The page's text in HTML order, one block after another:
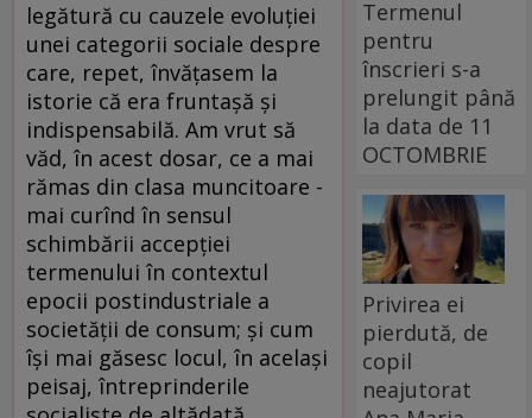
legătură cu cauzele evoluţiei
unei categorii sociale despre
care, repet, învăţasem la
istorie că era fruntaşă şi
indispensabilă. Am vrut să
văd, în acest dosar, ce a mai
rămas din clasa muncitoare -
mai curînd în sensul
schimbării accepţiei
termenului în contextul
epocii postindustriale a
societăţii de consum; şi cum
îşi mai găsesc locul, în acelaşi
peisaj, întreprinderile
Termenul
pentru
înscrieri s-a
prelungit până
la data de 11
OCTOMBRIE
Privirea ei
pierdută, de
copil
neajutorat